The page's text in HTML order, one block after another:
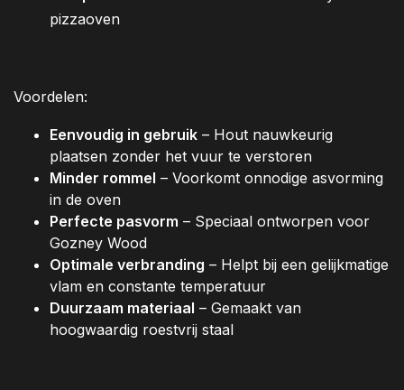
pizzaoven
Voordelen:
Eenvoudig in gebruik – Hout nauwkeurig
plaatsen zonder het vuur te verstoren
Minder rommel – Voorkomt onnodige asvorming
in de oven
Perfecte pasvorm – Speciaal ontworpen voor
Gozney Wood
Optimale verbranding – Helpt bij een gelijkmatige
vlam en constante temperatuur
Duurzaam materiaal – Gemaakt van
hoogwaardig roestvrij staal